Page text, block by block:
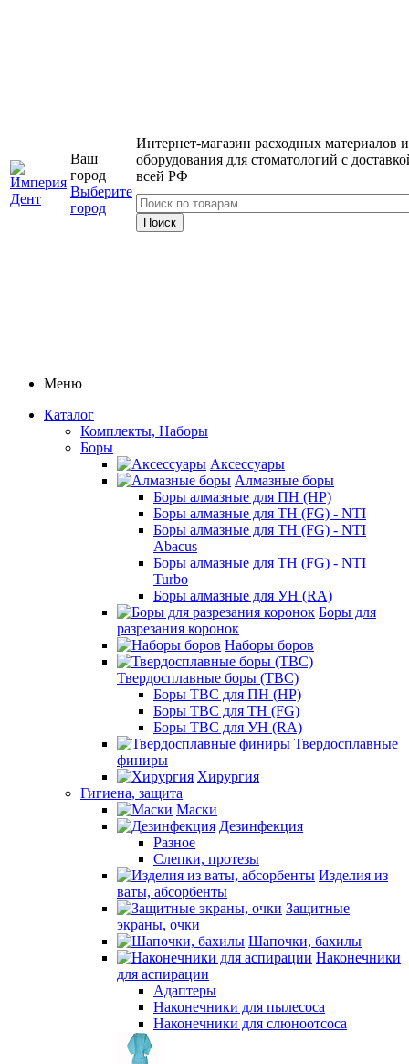
Ваш
город
Выберите
город
Интернет-магазин расходных материалов и
оборудования для стоматологий с
всей РФ
Меню
Каталог
Комплекты, Наборы
Боры
Аксессуары
Алмазные боры
Боры алмазные для ПН (HP)
Боры алмазные для ТН (FG) - NTI
Боры алмазные для ТН (FG) - NTI
Abacus
Боры алмазные для ТН (FG) - NTI
Turbo
Боры алмазные для УН (RA)
Боры для
разрезания коронок
Наборы боров
Твердосплавные боры (ТВС)
Боры ТВС для ПН (HP)
Боры ТВС для ТН (FG)
Боры ТВС для УН (RA)
Твердосплавные
финиры
Хирургия
Гигиена, защита
Маски
Дезинфекция
Разное
Слепки, протезы
Изделия из
ваты, абсорбенты
Защитные
экраны, очки
Шапочки, бахилы
Наконечники
для аспирации
Адаптеры
Наконечники для пылесоса
Наконечники для слюноотсоса